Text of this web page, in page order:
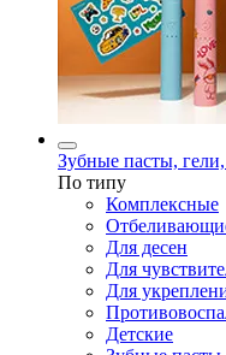
Зубные пасты,
По типу
Комплексные
Для десен
Для
Для
Детские